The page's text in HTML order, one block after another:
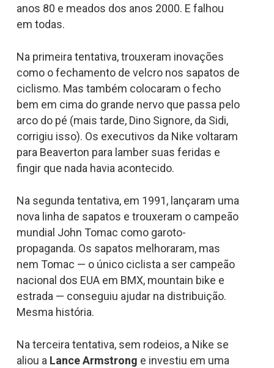
anos 80 e meados dos anos 2000. E falhou
em todas.
Na primeira tentativa, trouxeram inovações
como o fechamento de velcro nos sapatos de
ciclismo. Mas também colocaram o fecho
bem em cima do grande nervo que passa pelo
arco do pé (mais tarde, Dino Signore, da Sidi,
corrigiu isso). Os executivos da Nike voltaram
para Beaverton para lamber suas feridas e
fingir que nada havia acontecido.
Na segunda tentativa, em 1991, lançaram uma
nova linha de sapatos e trouxeram o campeão
mundial John Tomac como garoto-
propaganda. Os sapatos melhoraram, mas
nem Tomac — o único ciclista a ser campeão
nacional dos EUA em BMX, mountain bike e
estrada — conseguiu ajudar na distribuição.
Mesma história.
Na terceira tentativa, sem rodeios, a Nike se
aliou a Lance Armstrong e investiu em uma